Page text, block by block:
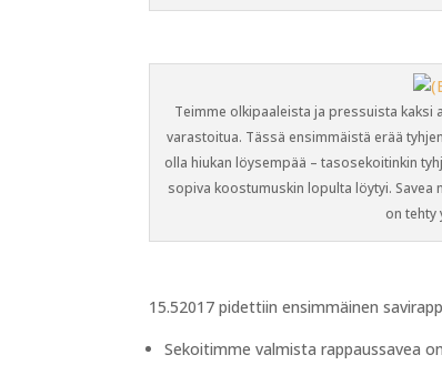
Teimme olkipaaleista ja pressuista
varastoitua. Tässä ensimmäistä erää
olla hiukan löysempää – tasosekoitinkin
sopiva koostumuskin lopulta löytyi.
on tehty
15.52017 pidettiin ensimmäinen
Sekoitimme valmista rappaussavea